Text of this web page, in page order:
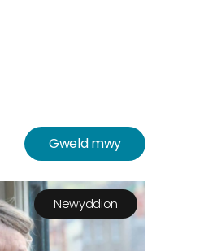
Gweld mwy
Newyddion